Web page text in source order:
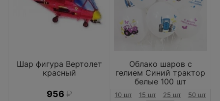
Шар фигура Вертолет
красный
956 ₽
Облако шаров с
гелием Синий трактор
белые 100 шт
10 шт 15 шт 25 шт
50 шт